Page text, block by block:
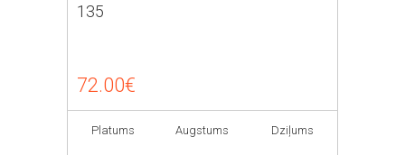
135
72.00€
Platums Augstums Dziļums